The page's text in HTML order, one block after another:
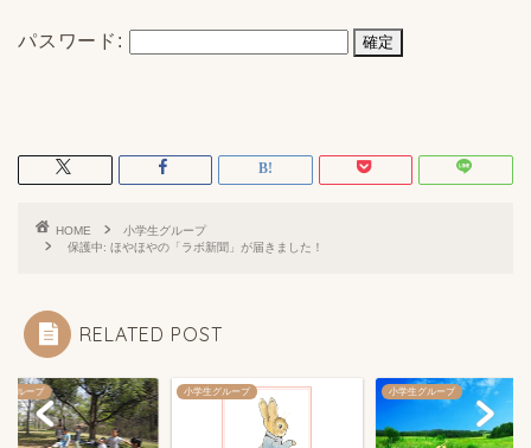
パスワード:
HOME
小学生グループ
保護中: ほやほやの「ラボ新聞」が届きました！
RELATED POST
グループ 小学生グループ 小学生グループ